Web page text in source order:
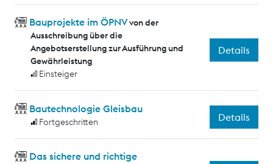
Bauprojekte im ÖPNVvon der
Ausschreibung über die
Angebotserstellung zur Ausführung und
Gewährleistung
Einsteiger
Details
Bautechnologie Gleisbau
Fortgeschritten Details
Das sichere und richtige